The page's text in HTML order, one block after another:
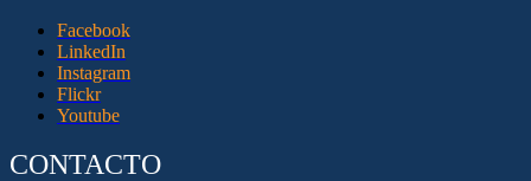
Facebook
LinkedIn
Instagram
Flickr
Youtube
CONTACTO